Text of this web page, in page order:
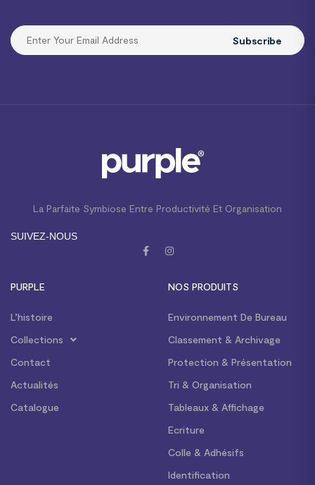
Subscribe
La Parfaite Symbiose Entre Productivité Et Organisation
SUIVEZ-NOUS
PURPLE
L’histoire
Collections
Contact
Actualités
Catalogue
NOS PRODUITS
Environnement De Bureau
Classement & Archivage
Protection & Présentation
Tri & Organisation
Tableaux & Affichage
Ecriture
Colle & Adhésifs
Identification